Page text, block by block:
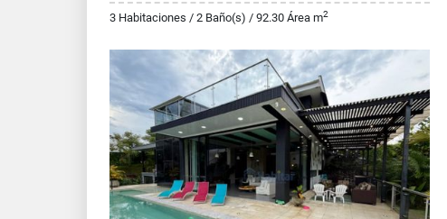
3 Habitaciones / 2 Baño(s) / 92.30 Área m2